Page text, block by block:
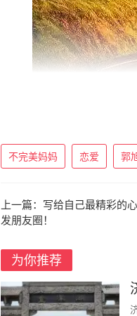
6、人生在世，如果计
之，什么都不计较，什么
的人，有生活智慧的人，
不完美妈妈 恋爱 郭
上一篇： 写给自己最精彩的
发朋友圈！
为你推荐